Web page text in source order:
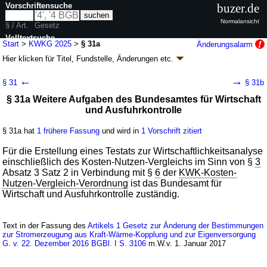
Start > KWKG 2025 >§ 31a
Änderungsalarm
Hier klicken fürTitel, Fundstelle, Änderungen etc.
2025)
Artikel 1 G. v. 21.12.2015BGBl. I S. 2498(Nr. 55); zuletzt geändert durch
G. v. 18.12.2025BGBl. 2025 I Nr. 347
27 weitere Fassungen | Drucksachen / Entwurf / Begründung
wird in 200 Vorschriften zitiert
Abschnitt 7 Sonstige Vorschriften
§ 31 ← → § 31b
§ 31a Weitere Aufgaben des Bundesamtes für Wirtschaft
und Ausfuhrkontrolle
§ 31a hat 1 frühere Fassung und wird in 1 Vorschrift zitiert
Für die Erstellung eines Testats zur Wirtschaftlichkeitsanalyse
einschließlich des Kosten-Nutzen-Vergleichs im Sinn von §3
Absatz 3 Satz 2 in Verbindung mit §6 der KWK-Kosten-
Nutzen-Vergleich-Verordnung ist das Bundesamt für
Wirtschaft und Ausfuhrkontrolle zuständig.
Text in der Fassung desArtikels 1 Gesetz zur Änderung der Bestimmungen
zur Stromerzeugung aus Kraft-Wärme-Kopplung und zur Eigenversorgung
G. v. 22. Dezember 2016 BGBl. I S. 3106 m.W.v. 1. Januar 2017
Vorschriftensuche
§ / Art.
Gesetz
Volltextsuche
nur in KWKG 2025
buzer.de
Normalansicht